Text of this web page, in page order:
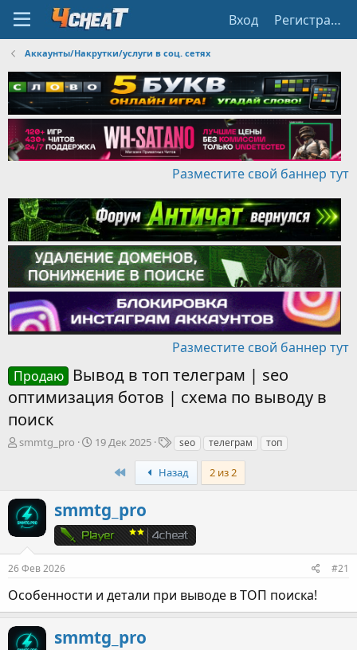
Вход Регистрация
Аккаунты/Накрутки/услуги в соц. сетях
Разместите свой баннер тут
Разместите свой баннер тут
Продаю
Вывод в топ телеграм | seo
оптимизация ботов | схема по выводу в
поиск
А
р
т
е
м
ы
smmtg_pro
Д
а
ч
а
л
19 Дек 2025
Т
г
и
seo телеграм топ
First Назад 2 из 2
smmtg_pro
26 Фев 2026 #21
Особенности и детали при выводе в ТОП поиска!
smmtg_pro